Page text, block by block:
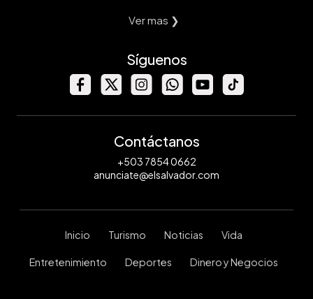
Ver mas ❯
Síguenos
Contáctanos
+503 7854 0662
anunciate@elsalvador.com
Inicio Turismo Noticias Vida
Entretenimiento Deportes Dinero y Negocios